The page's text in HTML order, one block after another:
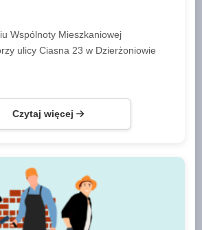
Wspólnoty Mieszkaniowej
ulicy Ciasna 23 w Dzierżoniowie
Czytaj więcej